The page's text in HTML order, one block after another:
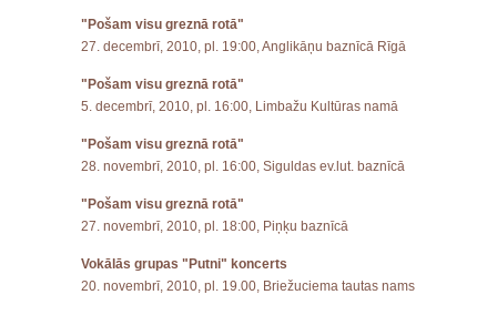
"Pošam visu greznā rotā"
27. decembrī, 2010, pl. 19:00, Anglikāņu baznīcā Rīgā
"Pošam visu greznā rotā"
5. decembrī, 2010, pl. 16:00, Limbažu Kultūras namā
"Pošam visu greznā rotā"
28. novembrī, 2010, pl. 16:00, Siguldas ev.lut. baznīcā
"Pošam visu greznā rotā"
27. novembrī, 2010, pl. 18:00, Piņķu baznīcā
Vokālās grupas "Putni" koncerts
20. novembrī, 2010, pl. 19.00, Briežuciema tautas nams